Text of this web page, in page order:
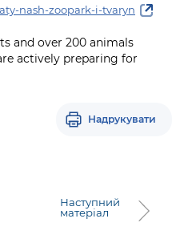
nash-zoopark-i-tvaryn
and over 200 animals
actively preparing for
Надрукувати
Наступний
матеріал